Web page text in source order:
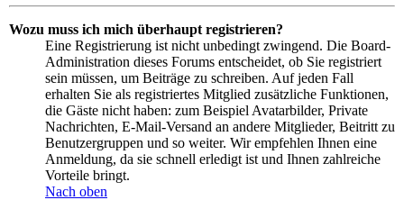
Wozu muss ich mich überhaupt registrieren?
Eine Registrierung ist nicht unbedingt zwingend. Die Board-
Administration dieses Forums entscheidet, ob Sie registriert
sein müssen, um Beiträge zu schreiben. Auf jeden Fall
erhalten Sie als registriertes Mitglied zusätzliche Funktionen,
die Gäste nicht haben: zum Beispiel Avatarbilder, Private
Nachrichten, E-Mail-Versand an andere Mitglieder, Beitritt zu
Benutzergruppen und so weiter. Wir empfehlen Ihnen eine
Anmeldung, da sie schnell erledigt ist und Ihnen zahlreiche
Vorteile bringt.
Nach oben